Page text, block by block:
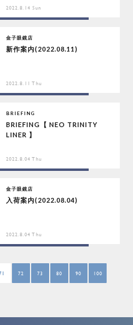
2022.8.14 Sun
金子眼鏡店
新作案内(2022.08.11)
2022.8.11 Thu
BRIEFING
BRIEFING【 NEO TRINITY
LINER 】
2022.8.04 Thu
金子眼鏡店
入荷案内(2022.08.04)
2022.8.04 Thu
72 73 80 90 100